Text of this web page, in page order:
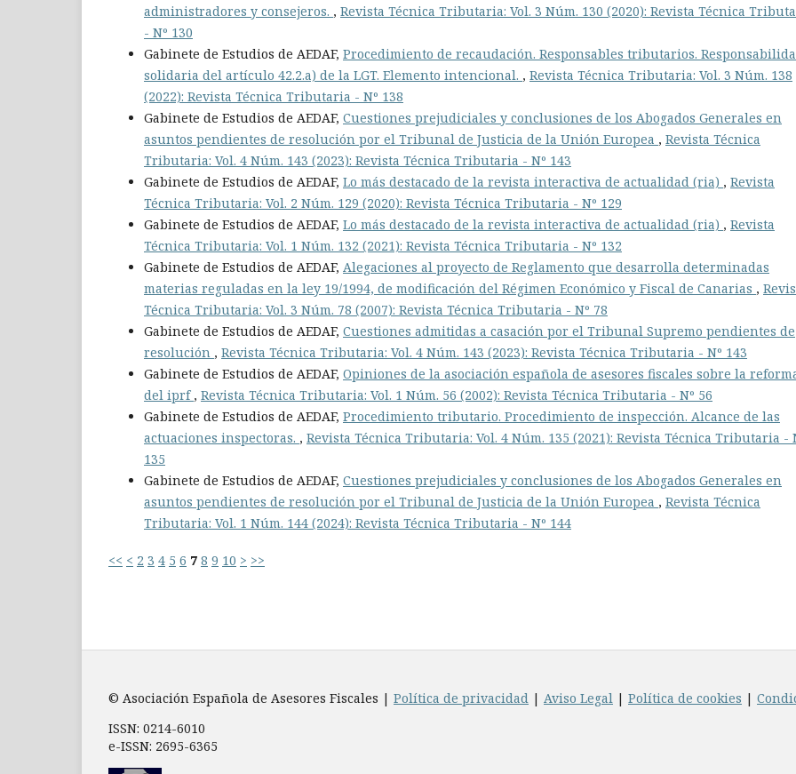
administradores y consejeros. , Revista Técnica Tributaria: Vol. 3 Núm. 130 (2020): Revista Técnica
- Nº 130
Gabinete de Estudios de AEDAF, Procedimiento de recaudación. Responsables tributarios.
solidaria del artículo 42.2.a) de la LGT. Elemento intencional. , Revista Técnica Tributaria: Vol. 3 Núm. 138
(2022): Revista Técnica Tributaria - Nº 138
Gabinete de Estudios de AEDAF, Cuestiones prejudiciales y conclusiones de los Abogados Generales en
asuntos pendientes de resolución por el Tribunal de Justicia de la Unión Europea , Revista Técnica
Tributaria: Vol. 4 Núm. 143 (2023): Revista Técnica Tributaria - Nº 143
Gabinete de Estudios de AEDAF, Lo más destacado de la revista interactiva de actualidad (ria) , Revista
Técnica Tributaria: Vol. 2 Núm. 129 (2020): Revista Técnica Tributaria - Nº 129
Gabinete de Estudios de AEDAF, Lo más destacado de la revista interactiva de actualidad (ria) , Revista
Técnica Tributaria: Vol. 1 Núm. 132 (2021): Revista Técnica Tributaria - Nº 132
Gabinete de Estudios de AEDAF, Alegaciones al proyecto de Reglamento que desarrolla determinadas
materias reguladas en la ley 19/1994, de modificación del Régimen Económico y Fiscal de Canarias ,
Técnica Tributaria: Vol. 3 Núm. 78 (2007): Revista Técnica Tributaria - Nº 78
Gabinete de Estudios de AEDAF, Cuestiones admitidas a casación por el Tribunal Supremo pendientes de
resolución , Revista Técnica Tributaria: Vol. 4 Núm. 143 (2023): Revista Técnica Tributaria - Nº 143
Gabinete de Estudios de AEDAF, Opiniones de la asociación española de asesores fiscales sobre la
del iprf , Revista Técnica Tributaria: Vol. 1 Núm. 56 (2002): Revista Técnica Tributaria - Nº 56
Gabinete de Estudios de AEDAF, Procedimiento tributario. Procedimiento de inspección. Alcance de las
actuaciones inspectoras. , Revista Técnica Tributaria: Vol. 4 Núm. 135 (2021): Revista Técnica Tributaria -
135
Gabinete de Estudios de AEDAF, Cuestiones prejudiciales y conclusiones de los Abogados Generales en
asuntos pendientes de resolución por el Tribunal de Justicia de la Unión Europea , Revista Técnica
Tributaria: Vol. 1 Núm. 144 (2024): Revista Técnica Tributaria - Nº 144
<< < 2 3 4 5 6 7 8 9 10 > >>
© Asociación Española de Asesores Fiscales | Política de privacidad | Aviso Legal | Política de cookies |
ISSN: 0214-6010
e-ISSN: 2695-6365